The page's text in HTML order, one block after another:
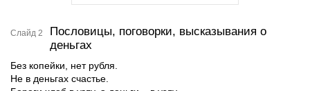
Слайд 2
Пословицы, поговорки, высказывания о
деньгах
Без копейки, нет рубля.
Не в деньгах счастье.